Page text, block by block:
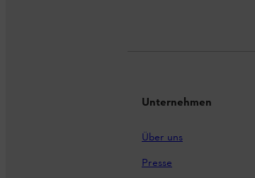
Unternehmen
Über uns
Presse